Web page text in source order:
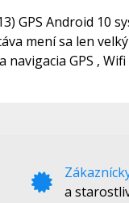
GPS Android 10
mení sa len
GPS , Wifi
a